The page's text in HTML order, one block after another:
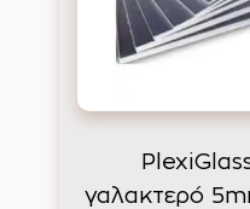
γαλακτερό